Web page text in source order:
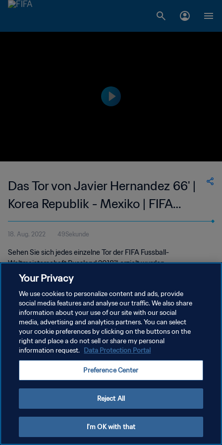
Das Tor von Javier Hernandez 66' |
Korea Republik - Mexiko | FIFA
Fussball-Weltmeisterschaft
Russland 2018™
18. Aug. 2022 49Sekunde
Sehen Sie sich jedes einzelne Tor der FIFA Fussball-
Weltmeisterschaft Russland 2018™ erzielt wurden.
DATENSCHUTZ
NUTZUNGSBEDINGUNGEN
COOKIE-EINSTELLUNGEN VERWALTEN
Your Privacy
We use cookies to personalize content and ads, provide
social media features and analyse our traffic. We also share
information about your use of our site with our social
media, advertising and analytics partners. You can select
your cookie preferences by clicking on the buttons on the
right and place a do not sell or share my personal
information request. Data Protection Portal
Preference Center
Reject All
I'm OK with that